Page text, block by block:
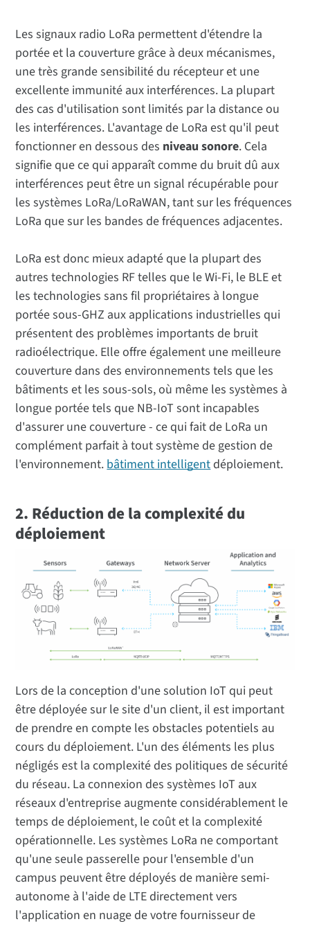
Les signaux radio LoRa permettent d'étendre la
portée et la couverture grâce à deux mécanismes,
une très grande sensibilité du récepteur et une
excellente immunité aux interférences. La plupart
des cas d'utilisation sont limités par la distance ou
les interférences. L'avantage de LoRa est qu'il peut
fonctionner en dessous des niveau sonore. Cela
signifie que ce qui apparaît comme du bruit dû aux
interférences peut être un signal récupérable pour
les systèmes LoRa/LoRaWAN, tant sur les fréquences
LoRa que sur les bandes de fréquences adjacentes.
LoRa est donc mieux adapté que la plupart des
autres technologies RF telles que le Wi-Fi, le BLE et
les technologies sans fil propriétaires à longue
portée sous-GHZ aux applications industrielles qui
présentent des problèmes importants de bruit
radioélectrique. Elle offre également une meilleure
couverture dans des environnements tels que les
bâtiments et les sous-sols, où même les systèmes à
longue portée tels que NB-IoT sont incapables
d'assurer une couverture - ce qui fait de LoRa un
complément parfait à tout système de gestion de
l'environnement. bâtiment intelligentdéploiement.
2. Réduction de la complexité du
déploiement
Lors de la conception d'une solution IoT qui peut
être déployée sur le site d'un client, il est important
de prendre en compte les obstacles potentiels au
cours du déploiement. L'un des éléments les plus
négligés est la complexité des politiques de sécurité
du réseau. La connexion des systèmes IoT aux
réseaux d'entreprise augmente considérablement le
temps de déploiement, le coût et la complexité
opérationnelle. Les systèmes LoRa ne comportant
qu'une seule passerelle pour l'ensemble d'un
campus peuvent être déployés de manière semi-
autonome à l'aide de LTE directement vers
l'application en nuage de votre fournisseur de